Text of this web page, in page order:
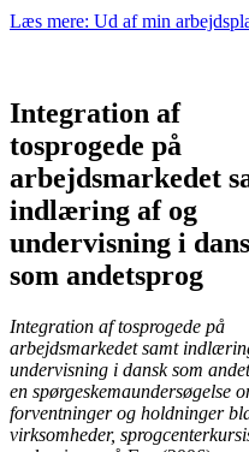
Læs mere: Ud af min
Integration af
tosprogede på
arbejdsmarkedet
indlæring af og
undervisning i
som andetsprog
Integration af tosprogede på
arbejdsmarkedet samt
undervisning i dansk som
en spørgeskemaundersøgelse
forventninger og holdninger
virksomheder,